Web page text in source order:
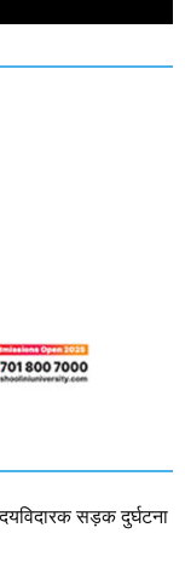
सड़क दुर्घटना